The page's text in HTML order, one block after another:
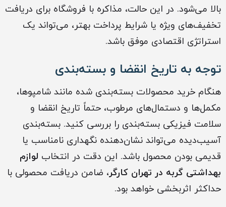
بالا می‌شود. در این حالت، مذاکره با فروشگاه برای دریافت
تخفیف‌های ویژه یا شرایط پرداخت بهتر، می‌تواند یک
استراتژی اقتصادی موفق باشد.
توجه به تاریخ انقضا و بسته‌بندی
هنگام خرید محصولات بسته‌بندی شده مانند شامپوها،
مکمل‌ها و دستمال‌های مرطوب، حتماً تاریخ انقضا و
سلامت فیزیکی بسته‌بندی را بررسی کنید. بسته‌بندی
آسیب‌دیده می‌تواند نشان‌دهنده نگهداری نامناسب یا
قدیمی بودن محصول باشد. این دقت در انتخاب لوازم
بهداشتی گربه‌ در تهران کارگر، ضامن دریافت محصولی با
حداکثر اثربخشی خواهد بود.